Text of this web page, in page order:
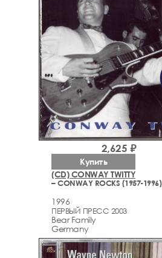
(CD) CONWAY TWITTY
– CONWAY ROCKS (1957-1996)
1996
ПЕРВЫЙ ПРЕСС 2003
Bear Family
Germany
2,625 ₽
Купить